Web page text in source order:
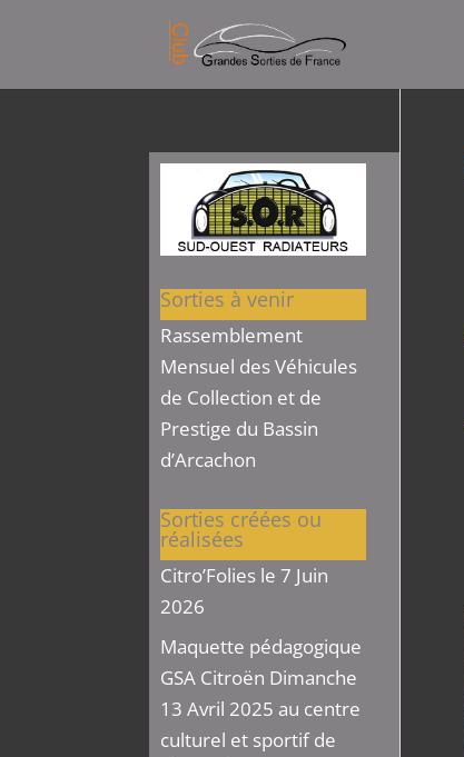
Sorties à venir
Rassemblement
Mensuel des Véhicules
de Collection et de
Prestige du Bassin
d’Arcachon
Sorties créées ou
réalisées
Citro’Folies le 7 Juin
2026
Maquette pédagogique
GSA Citroën Dimanche
13 Avril 2025 au centre
culturel et sportif de